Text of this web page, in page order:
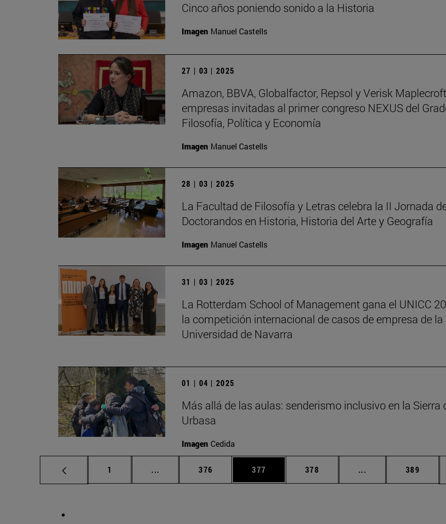
Cinco años poniendo sonido a la Historia
Imagen Manuel Castells
27 | 03 | 2025
Amazon, BBVA, Globalfactor, Repsol y Verisk
empresas invitadas al primer congreso NEXUS del
Filosofía, Política y Economía
Imagen Manuel Castells
28 | 03 | 2025
La Facultad de Filosofía y Letras celebra la II Jornada
Doctorandos en Historia, Historia del Arte y Geografía
Imagen Manuel Castells
31 | 03 | 2025
La Rotterdam School of Management gana el UNICC
la competición internacional de casos de empresa de la
Universidad de Navarra
01 | 04 | 2025
Más allá de las aulas: senderismo inclusivo en la Sierra
Urbasa
Imagen Cedida
Página
1 ... Páginas intermedias Use TAB para desplazarse.
Página
376 Página
377 Página
378 ... Páginas intermedias
Página
389